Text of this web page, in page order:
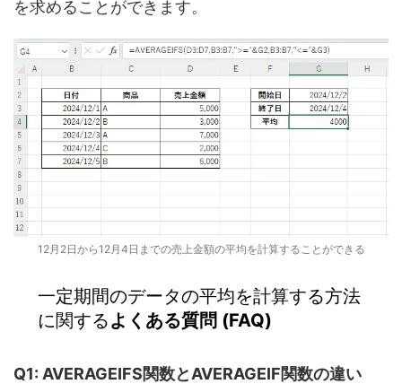
を求めることができます。
12月2日から12月4日までの売上金額の平均を計算することができる
一定期間のデータの平均を計算する方法
に関するよくある質問 (FAQ)
Q1: AVERAGEIFS関数とAVERAGEIF関数の違い